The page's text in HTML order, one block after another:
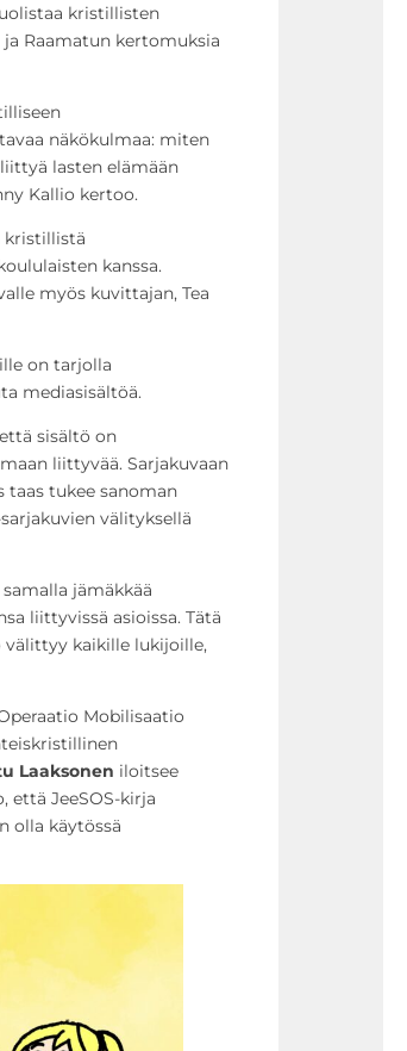
kristillisten
Raamatun kertomuksia
näkökulmaa: miten
lasten elämään
Kallio kertoo.
kristillistä
kanssa.
myös kuvittajan, Tea
on tarjolla
mediasisältöä.
sisältö on
liittyvää. Sarjakuvaan
taas tukee sanoman
välityksellä
jämäkkää
liittyvissä asioissa. Tätä
välittyy kaikille lukijoille,
Mobilisaatio
Laaksonen iloitsee
että JeeSOS-kirja
olla käytössä